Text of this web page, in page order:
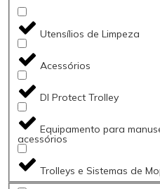
Utensílios de Limpeza
Acessórios
DI Protect Trolley
Equipamento para
acessórios
Trolleys e Sistemas de